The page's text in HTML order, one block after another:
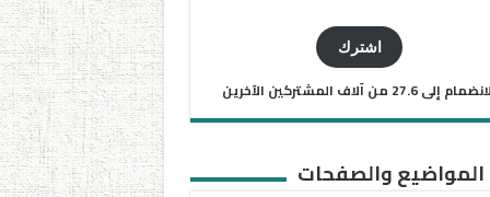
اشترك
إلى 27.6 من آلاف المشتركين الآخرين
المواضيع والصفحات